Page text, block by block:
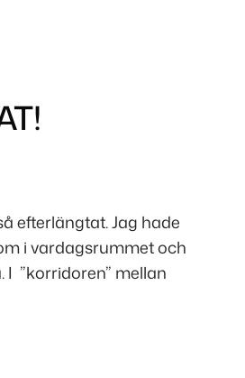
efterlängtat. Jag hade
i vardagsrummet och
”korridoren” mellan